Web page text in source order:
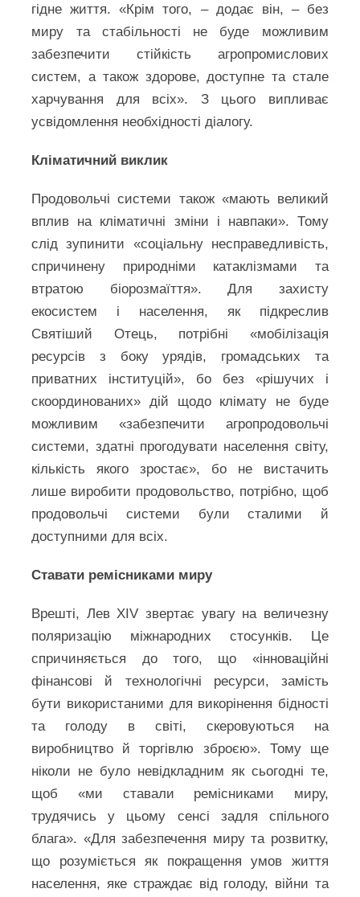
гідне життя. «Крім того, – додає він, – без
миру та стабільності не буде можливим
забезпечити стійкість агропромислових
систем, а також здорове, доступне та стале
харчування для всіх». З цього випливає
усвідомлення необхідності діалогу.
Кліматичний виклик
Продовольчі системи також «мають великий
вплив на кліматичні зміни і навпаки». Тому
слід зупинити «соціальну несправедливість,
спричинену природніми катаклізмами та
втратою біорозмаїття». Для захисту
екосистем і населення, як підкреслив
Святіший Отець, потрібні «мобілізація
ресурсів з боку урядів, громадських та
приватних інституцій», бо без «рішучих і
скоординованих» дій щодо клімату не буде
можливим «забезпечити агропродовольчі
системи, здатні прогодувати населення світу,
кількість якого зростає», бо не вистачить
лише виробити продовольство, потрібно, щоб
продовольчі системи були сталими й
доступними для всіх.
Ставати ремісниками миру
Врешті, Лев XIV звертає увагу на величезну
поляризацію міжнародних стосунків. Це
спричиняється до того, що «інноваційні
фінансові й технологічні ресурси, замість
бути використаними для викорінення бідності
та голоду в світі, скеровуються на
виробництво й торгівлю зброєю». Тому ще
ніколи не було невідкладним як сьогодні те,
щоб «ми ставали ремісниками миру,
трудячись у цьому сенсі задля спільного
блага». «Для забезпечення миру та розвитку,
що розуміється як покращення умов життя
населення, яке страждає від голоду, війни та